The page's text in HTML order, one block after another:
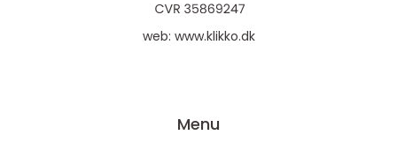
web: www.klikko.dk
Menu